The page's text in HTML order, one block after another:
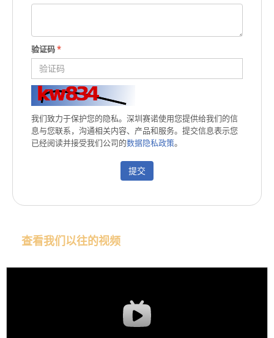
验证码*
我们致力于保护您的隐私。深圳赛诺使用您提供给我们的信
息与您联系，沟通相关内容、产品和服务。提交信息表示您
已经阅读并接受我们公司的数据隐私政策。
提交
查看我们以往的视频